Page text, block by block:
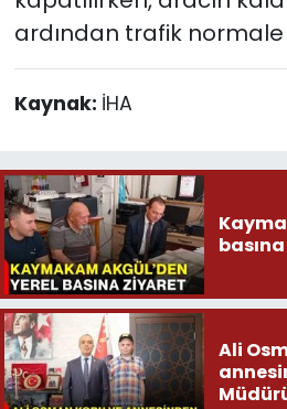
ardından trafik
Kaynak: İHA
Ali